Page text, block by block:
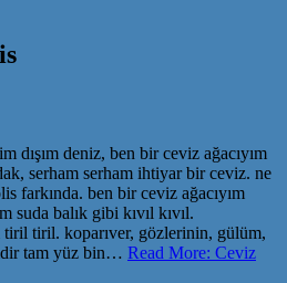
dışım deniz, ben bir ceviz ağacıyım
serham serham ihtiyar bir ceviz. ne
farkında. ben bir ceviz ağacıyım
suda balık gibi kıvıl kıvıl.
tiril. koparıver, gözlerinin, gülüm,
tam yüz bin… Read More: Ceviz